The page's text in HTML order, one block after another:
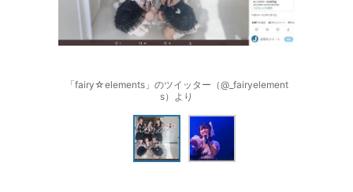
「fairy☆elements」のツイッター（@_fairyelement
s）より